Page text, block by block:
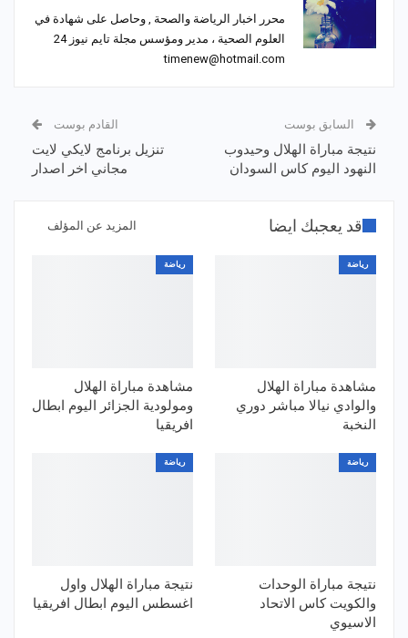
محرر اخبار الرياضة والصحة , وحاصل على شهادة في
العلوم الصحية ، مدير ومؤسس مجلة تايم نيوز 24
timenew@hotmail.com
السابق بوست
نتيجة مباراة الهلال وحيدوب
النهود اليوم كاس السودان
القادم بوست
تنزيل برنامج لايكي لايت
مجاني اخر اصدار
قد يعجبك ايضا المزيد عن المؤلف
رياضة
مشاهدة مباراة الهلال
والوادي نيالا مباشر دوري
النخبة
رياضة
مشاهدة مباراة الهلال
ومولودية الجزائر اليوم ابطال
افريقيا
رياضة
نتيجة مباراة الوحدات
والكويت كاس الاتحاد
الاسيوي
رياضة
نتيجة مباراة الهلال واول
اغسطس اليوم ابطال افريقيا